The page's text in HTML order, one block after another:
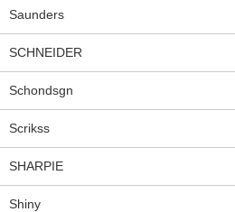
Saunders
SCHNEIDER
Schondsgn
Scrikss
SHARPIE
Shiny